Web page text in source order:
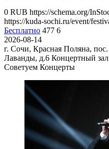
0 RUB https://schema.org/
https://kuda-sochi.ru/event/
Бесплатно 477 6
2026-08-14
г. Сочи, Красная Поляна,
Лаванды, д.6 Концертный
Советуем Концерты